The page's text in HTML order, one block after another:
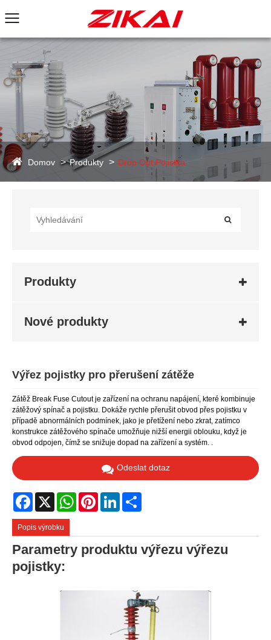
Domov Produkty Drop Out Pojistka
Produkty
Nové produkty
Výřez pojistky pro přerušení zátěže
Zátěž Break Fuse Cutout je zařízení na ochranu napájení, které kombinuje
zátěžový spínač a pojistku. Dokáže rychle přerušit obvod přes pojistku v
případě abnormálních podmínek, jako je přetížení nebo zkrat, zatímco
konstrukce zátěžového spínače umožňuje nižší energii oblouku, když je
obvod odpojen, čímž se snižuje dopad na zařízení a systém. .
Odeslat dotaz
Facebook
X WhatsAppPinterestLinkedIn
Popis výrobku
Parametry produktu výřezu výřezu
pojistky: